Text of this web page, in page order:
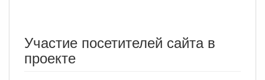
Участие посетителей сайта в
проекте